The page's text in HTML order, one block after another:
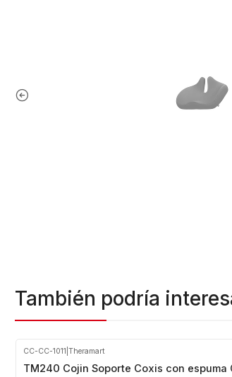
También podría
CC-CC-1011 Theramart
TM240 Cojin Soporte Coxis con